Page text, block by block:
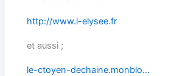
http://www.l-elysee.fr
et aussi ;
le-ctoyen-dechaine.monblo…